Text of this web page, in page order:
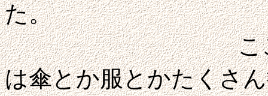
た。
ここの展示は
は傘とか服とかたくさ